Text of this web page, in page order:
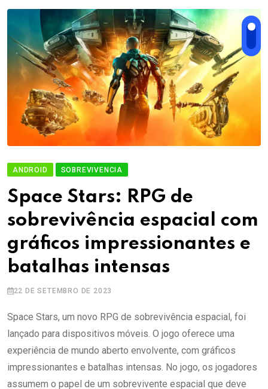
ANDROID SOBREVIVENCIA
Space Stars: RPG de
sobrevivência espacial com
gráficos impressionantes e
batalhas intensas
22 DE SETEMBRO DE 2023
Space Stars, um novo RPG de sobrevivência espacial, foi
lançado para dispositivos móveis. O jogo oferece uma
experiência de mundo aberto envolvente, com gráficos
impressionantes e batalhas intensas. No jogo, os jogadores
assumem o papel de um sobrevivente espacial que deve